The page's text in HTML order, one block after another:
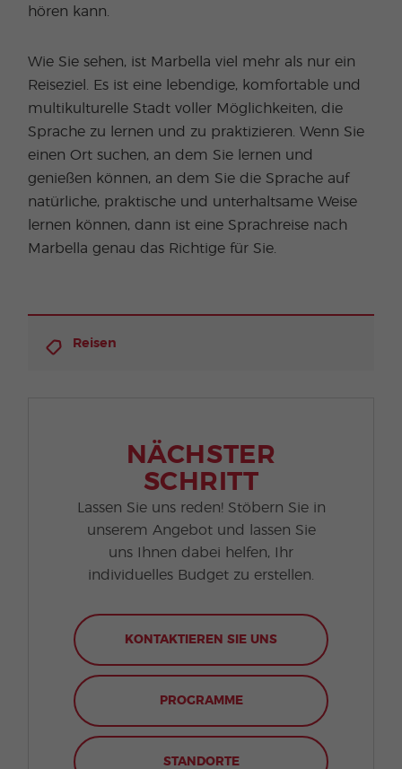
hören kann.
Wie Sie sehen, ist Marbella viel mehr als nur ein
Reiseziel. Es ist eine lebendige, komfortable und
multikulturelle Stadt voller Möglichkeiten, die
Sprache zu lernen und zu praktizieren. Wenn Sie
einen Ort suchen, an dem Sie lernen und
genießen können, an dem Sie die Sprache auf
natürliche, praktische und unterhaltsame Weise
lernen können, dann ist eine Sprachreise nach
Marbella genau das Richtige für Sie.
Reisen
NÄCHSTER
SCHRITT
Lassen Sie uns reden! Stöbern Sie in
unserem Angebot und lassen Sie
uns Ihnen dabei helfen, Ihr
individuelles Budget zu erstellen.
KONTAKTIEREN SIE UNS
PROGRAMME
STANDORTE